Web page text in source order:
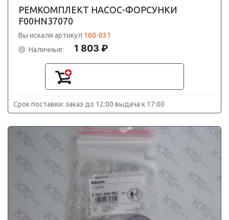
РЕМКОМПЛЕКТ НАСОС-ФОРСУНКИ
F00HN37070
Вы искали артикул 160-031
Наличные:
1 803 ₽
Срок поставки: заказ до 12:00 выдача к 17:00